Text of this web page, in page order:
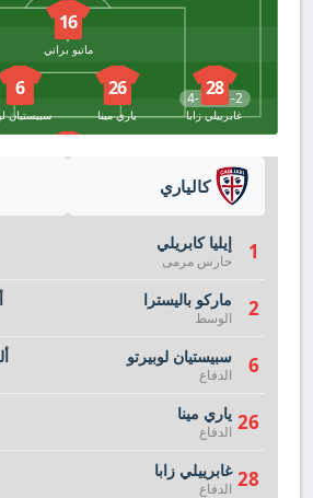
4-1-2-1-2
16
ماتيو براتي
28
غابرييلي زابا
26
ياري مينا
6
1
كالياري
1 إيليا كابريلي
حارس مرمى
2 ماركو باليسترا
الوسط
6 سبيستيان لوبيرتو
الدفاع
26 ياري مينا
الدفاع
28 غابرييلي زابا
الدفاع